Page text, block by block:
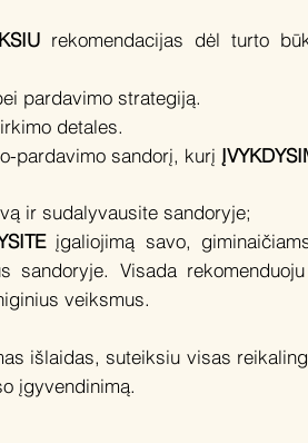
rekomendacijas dėl turto
pardavimo strategiją.
detales.
pardavimo sandorį, kurį
ir sudalyvausite sandoryje;
įgaliojimą savo,
sandoryje. Visada
veiksmus.
išlaidas, suteiksiu visas
įgyvendinimą.